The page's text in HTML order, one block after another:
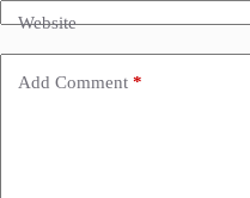
Website
Add Comment *